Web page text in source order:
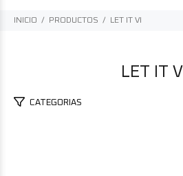
INICIO PRODUCTOS LET IT VI
LET IT VI
CATEGORIAS